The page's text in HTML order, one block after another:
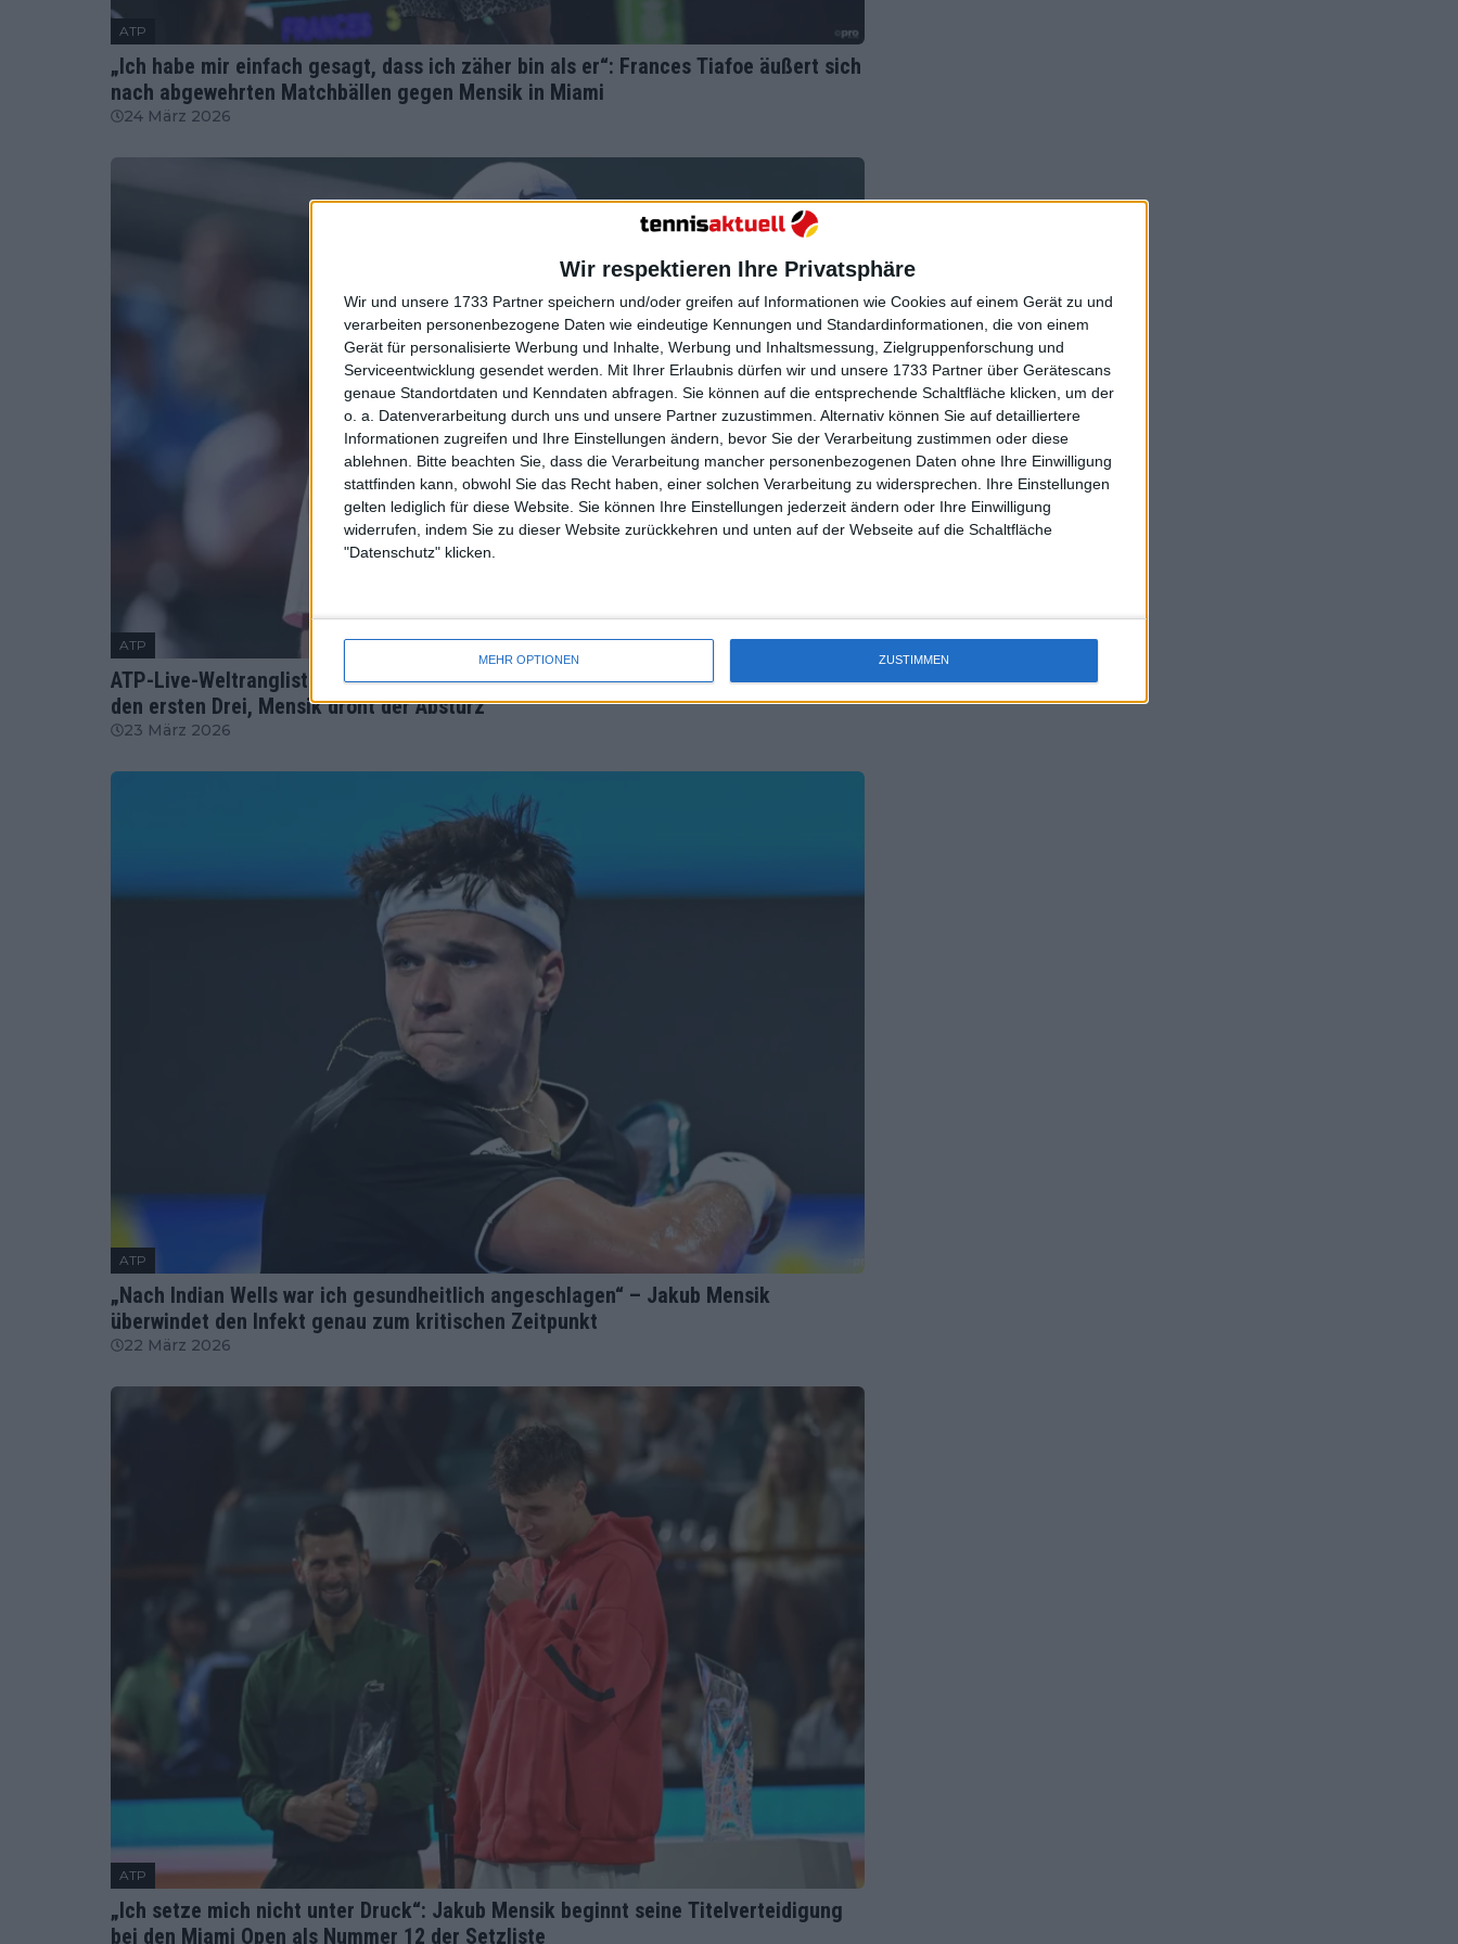
Wir respektieren Ihre Privatsphäre
Wir und unsere 1733 Partner speichern und/oder greifen auf Informationen wie Cookies auf einem Gerät zu und
verarbeiten personenbezogene Daten wie eindeutige Kennungen und Standardinformationen, die von einem
Gerät für personalisierte Werbung und Inhalte, Werbung und Inhaltsmessung, Zielgruppenforschung und
Serviceentwicklung gesendet werden.
Mit Ihrer Erlaubnis dürfen wir und unsere 1733 Partner über Gerätescans
genaue Standortdaten und Kenndaten abfragen. Sie können auf die entsprechende Schaltfläche klicken, um der
o. a. Datenverarbeitung durch uns und unsere Partner zuzustimmen. Alternativ können Sie auf detailliertere
Informationen zugreifen und Ihre Einstellungen ändern, bevor Sie der Verarbeitung zustimmen oder diese
ablehnen.
Bitte beachten Sie, dass die Verarbeitung mancher personenbezogenen Daten ohne Ihre Einwilligung
stattfinden kann, obwohl Sie das Recht haben, einer solchen Verarbeitung zu widersprechen. Ihre Einstellungen
gelten lediglich für diese Website. Sie können Ihre Einstellungen jederzeit ändern oder Ihre Einwilligung
widerrufen, indem Sie zu dieser Website zurückkehren und unten auf der Webseite auf die Schaltfläche
"Datenschutz" klicken.
MEHR OPTIONEN ZUSTIMMEN
ATP
„Ich habe mir einfach gesagt, dass ich zäher bin als er“: Frances Tiafoe äußert sich
nach abgewehrten Matchbällen gegen Mensik in Miami
24 März 2026
ATP
ATP-Live-Weltrangliste: Sinner will zu Alcaraz aufschließen, Zverev wieder unter
den ersten Drei, Mensik droht der Absturz
23 März 2026
ATP
„Nach Indian Wells war ich gesundheitlich angeschlagen“ – Jakub Mensik
überwindet den Infekt genau zum kritischen Zeitpunkt
22 März 2026
ATP
„Ich setze mich nicht unter Druck“: Jakub Mensik beginnt seine Titelverteidigung
bei den Miami Open als Nummer 12 der Setzliste